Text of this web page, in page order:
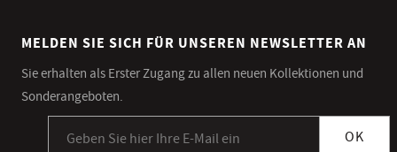
MELDEN SIE SICH FÜR UNSEREN NEWSLETTER AN
Sie erhalten als Erster Zugang zu allen neuen Kollektionen und
Sonderangeboten.
OK